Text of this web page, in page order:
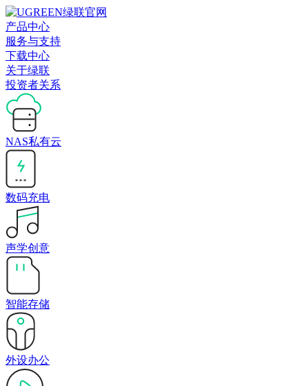
产品中心
服务与支持
下载中心
关于绿联
投资者关系
NAS私有云
数码充电
声学创意
智能存储
外设办公